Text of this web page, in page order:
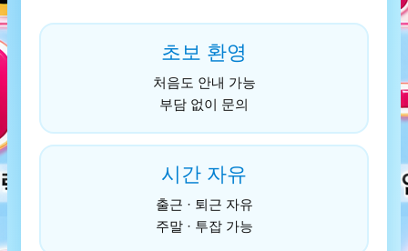
초보 환영
처음도 안내 가능
부담 없이 문의
시간 자유
출근 · 퇴근 자유
주말 · 투잡 가능